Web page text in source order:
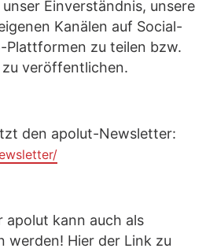
Einverständnis, unsere
Kanälen auf Social-
Plattformen zu teilen bzw.
veröffentlichen.
den apolut-Newsletter:
kann auch als
werden! Hier der Link zu